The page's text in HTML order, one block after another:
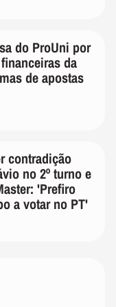
do ProUni por
da
de apostas
contradição
no 2º turno e
'Prefiro
a votar no PT'